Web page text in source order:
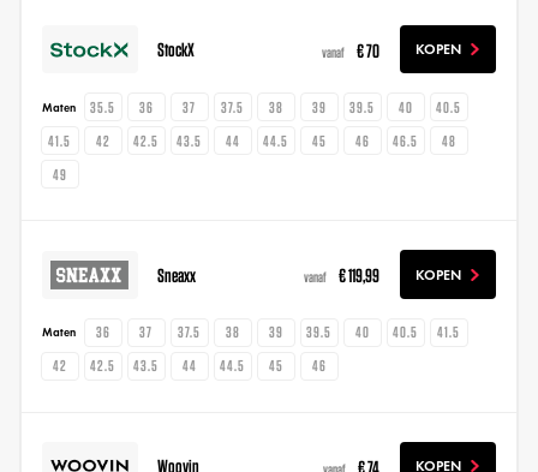
StockX vanaf € 70 KOPEN
Maten 35.5 36 37 37.5 38 39 39.5 40
40.5
41.5
42 42.5 43.5 44 44.5 45 46 46.5
48
49
Sneaxx vanaf € 119,99 KOPEN
Maten 36 37 37.5 38 39 39.5 40 40.5
41.5
42
42.5 43.5 44 44.5 45 46
Woovin vanaf € 74 KOPEN